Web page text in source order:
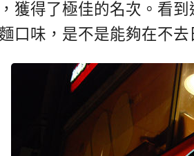
獲得了極佳的名次。看
口味，是不是能夠在不